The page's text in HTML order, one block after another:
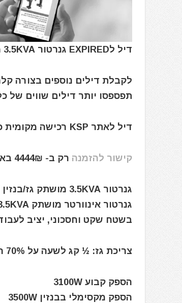
דיל לEXPIRED גנרטור 3.5KVA מושתק גז/בנזין KOMPAK (כולל סטרטר) ITC Power
לקבלת דילים נוספים בצורה
תפספסו יותר דילים שווים של
דיל לאתר KSP רכישה מקומית כאן בארץ!
קישור להזמנה רק ב- 4444₪ באמצעות קוד הקופון הבלעדי: iBuyILKSP
גנרטור 3.5KVA מושתק גז/בנזין ITC (כולל סטרטר) ITC Power
בשטח שקט וחסכוני, יציב
צריכת גז: ½ קג לשעה על 70% הספק
הספק קבוע 3100W
הספק מקסימלי בבנזין 3500W